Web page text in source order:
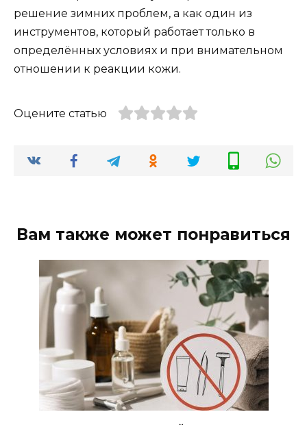
решение зимних проблем, а как один из
инструментов, который работает только в
определённых условиях и при внимательном
отношении к реакции кожи.
Оцените статью
Вам также может понравиться